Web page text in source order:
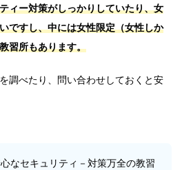
ィー対策がしっかりしていたり、女
ですし、中には女性限定（女性しか
習所もあります。
調べたり、問い合わせしておくと安
なセキュリティ－対策万全の教習